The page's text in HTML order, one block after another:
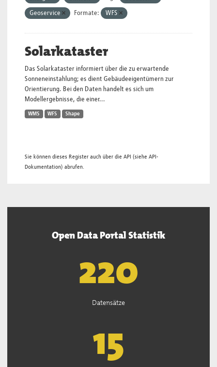
Geoservice Formate: WFS
Solarkataster
Das Solarkataster informiert über die zu erwartende
Sonneneinstahlung; es dient Gebäudeeigentümern zur
Orientierung. Bei den Daten handelt es sich um
Modellergebnisse, die einer...
WMS WFS Shape
Sie können dieses Register auch über die API (siehe API-
Dokumentation) abrufen.
Open Data Portal Statistik
222
Datensätze
15